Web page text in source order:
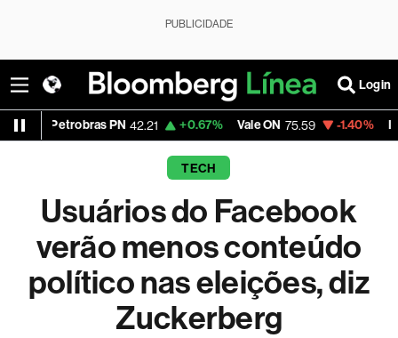
PUBLICIDADE
Login
PN 42.21 +0.67% Vale ON 75.59 -1.40% Itaú PN 42.15
TECH
Usuários do Facebook
verão menos conteúdo
político nas eleições, diz
Zuckerberg